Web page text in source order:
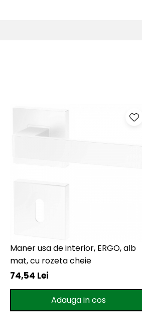
Maner usa de interior, ERGO, alb
mat, cu rozeta cheie
74,54 Lei
Adauga in cos